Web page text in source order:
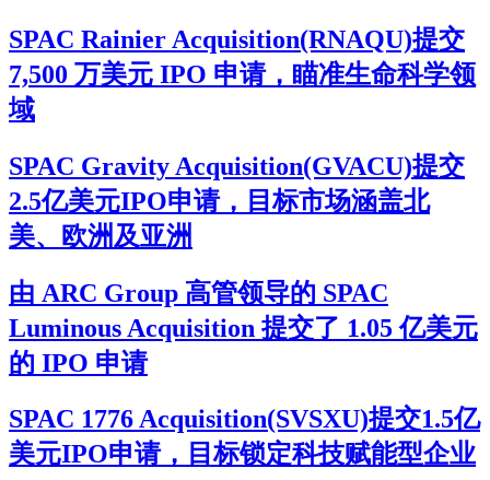
SPAC Rainier Acquisition(RNAQU)提交
7,500 万美元 IPO 申请，瞄准生命科学领
域
SPAC Gravity Acquisition(GVACU)提交
2.5亿美元IPO申请，目标市场涵盖北
美、欧洲及亚洲
由 ARC Group 高管领导的 SPAC
Luminous Acquisition 提交了 1.05 亿美元
的 IPO 申请
SPAC 1776 Acquisition(SVSXU)提交1.5亿
美元IPO申请，目标锁定科技赋能型企业